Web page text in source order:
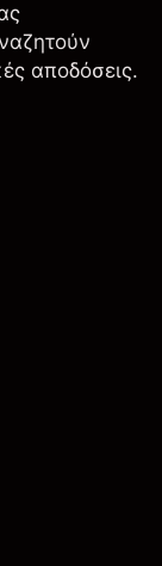
αποδόσεις.